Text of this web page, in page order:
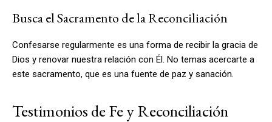
Busca el Sacramento de la Reconciliación
Confesarse regularmente es una forma de recibir la gracia de
Dios y renovar nuestra relación con Él. No temas acercarte a
este sacramento, que es una fuente de paz y sanación.
Testimonios de Fe y Reconciliación